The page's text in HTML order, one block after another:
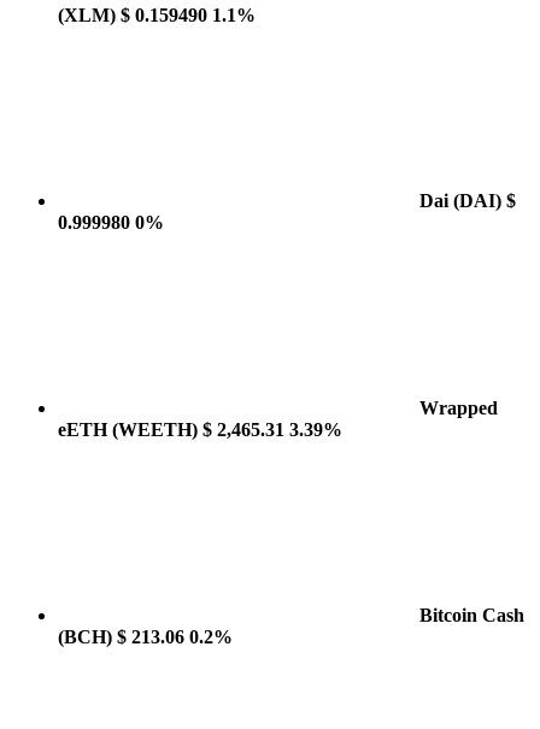
(XLM) $ 0.159490 1.1%
Dai (DAI) $
0.999980 0%
Wrapped
eETH(WEETH) $ 2,465.31 3.39%
Bitcoin Cash
(BCH) $ 213.06 0.2%